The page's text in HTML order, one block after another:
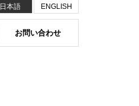
お問い合わせ
日本語 ENGLISH